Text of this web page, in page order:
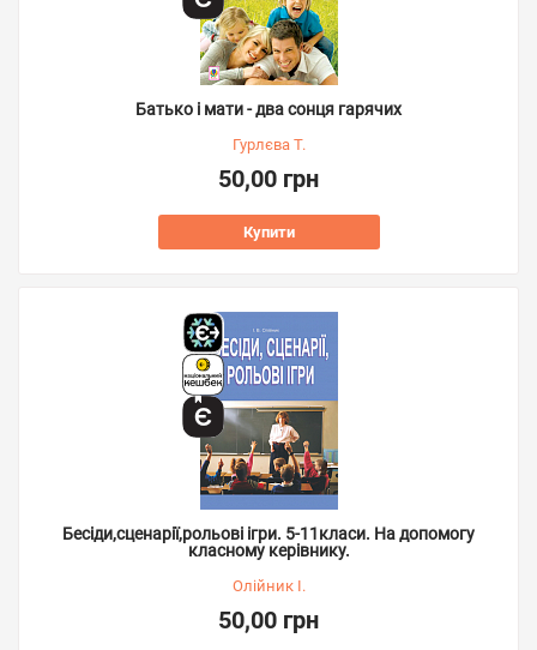
Батько і мати - два сонця гарячих
Гурлєва Т.
50,00 грн
Купити
Бесіди,сценарії,рольові ігри. 5-11класи. На допомогу
класному керівнику.
Олійник І.
50,00 грн